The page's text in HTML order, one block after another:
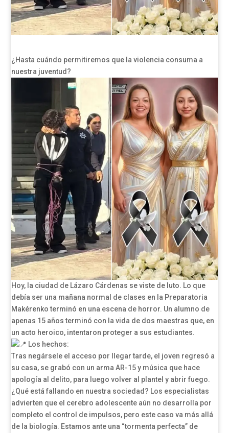
¿Hasta cuándo permitiremos que la violencia consuma a
nuestra juventud?
Hoy, la ciudad de Lázaro Cárdenas se viste de luto. Lo que
debía ser una mañana normal de clases en la Preparatoria
Makérenko terminó en una escena de horror. Un alumno de
apenas 15 años terminó con la vida de dos maestras que, en
un acto heroico, intentaron proteger a sus estudiantes.
Los hechos:
Tras negársele el acceso por llegar tarde, el joven regresó a
su casa, se grabó con un arma AR-15 y música que hace
apología al delito, para luego volver al plantel y abrir fuego.
¿Qué está fallando en nuestra sociedad? Los especialistas
advierten que el cerebro adolescente aún no desarrolla por
completo el control de impulsos, pero este caso va más allá
de la biología. Estamos ante una “tormenta perfecta” de